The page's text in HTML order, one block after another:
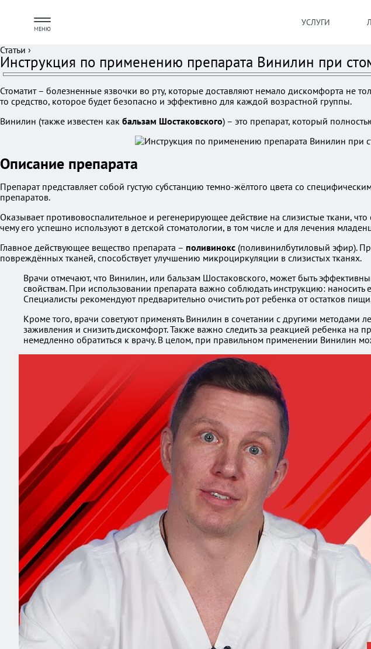
МЕНЮ
УСЛУГИ
Статьи ›
Инструкция по применению препарата Винилин при
Стоматит – болезненные язвочки во рту, которые доставляют немало дискомфорта не
то средство, которое будет безопасно и эффективно для каждой возрастной группы.
Винилин (также известен как бальзам Шостаковского) – это препарат, который
Описание препарата
Препарат представляет собой густую субстанцию темно-жёлтого цвета со
препаратов.
Оказывает противовоспалительное и регенерирующее действие на слизистые ткани,
чему его успешно используют в детской стоматологии, в том числе и для лечения
Главное действующее вещество препарата – поливинокс (поливинилбутиловый эфир).
повреждённых тканей, способствует улучшению микроциркуляции в слизистых тканях.
Врачи отмечают, что Винилин, или бальзам Шостаковского, может быть
свойствам. При использовании препарата важно соблюдать инструкцию:
Специалисты рекомендуют предварительно очистить рот ребенка от остатков
Кроме того, врачи советуют применять Винилин в сочетании с другими методами
заживления и снизить дискомфорт. Также важно следить за реакцией ребенка на
немедленно обратиться к врачу. В целом, при правильном применении Винилин